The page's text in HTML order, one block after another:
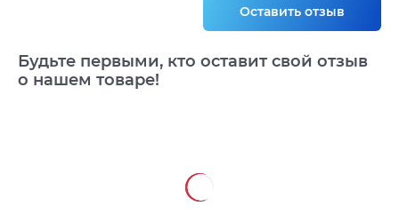
Оставить отзыв
Будьте первыми, кто оставит свой отзыв
о нашем товаре!